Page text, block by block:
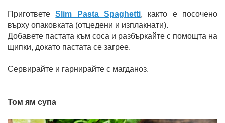
ПригответеSlim Pasta Spaghetti, както е посочено
върху опаковката (отцедени и изплакнати).
Добавете пастата към соса и разбъркайте с помощта на
щипки, докато пастата се загрее.
Сервирайте и гарнирайте с магданоз.
Том ям супа